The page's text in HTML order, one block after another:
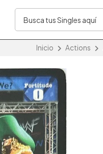
Inicio Actions